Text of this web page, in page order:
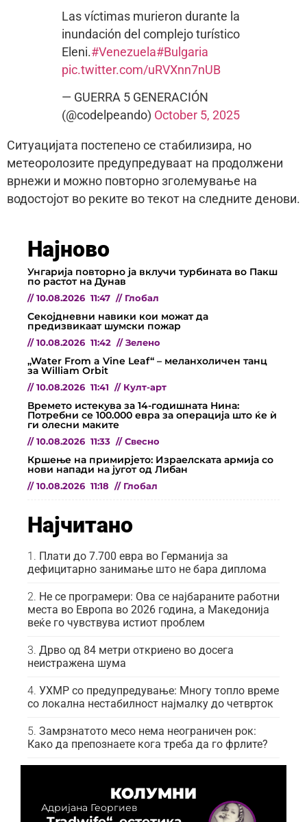
Las víctimas murieron durante la
inundación del complejo turístico
Eleni.#Venezuela#Bulgaria
pic.twitter.com/uRVXnn7nUB
— GUERRA 5 GENERACIÓN
(@codelpeando) October 5, 2025
Ситуацијата постепено се стабилизира, но
метеоролозите предупредуваат на продолжени
врнежи и можно повторно зголемување на
водостојот во реките во текот на следните денови.
Најново
Унгарија повторно ја вклучи турбината во Пакш
по растот на Дунав
// 10.08.2026 11:47 // Глобал
Секојдневни навики кои можат да
предизвикаат шумски пожар
// 10.08.2026 11:42 // Зелено
„Water From a Vine Leaf“ – меланхоличен танц
за William Orbit
// 10.08.2026 11:41 // Култ-арт
Времето истекува за 14-годишната Нина:
Потребни се 100.000 евра за операција што ќе ѝ
ги олесни маките
// 10.08.2026 11:33 // Свесно
Кршење на примирјето: Израелската армија со
нови напади на југот од Либан
// 10.08.2026 11:18 // Глобал
Најчитано
Плати до 7.700 евра во Германија за
дефицитарно занимање што не бара диплома
Не се програмери: Ова се најбараните работни
места во Европа во 2026 година, а Македонија
веќе го чувствува истиот проблем
Дрво од 84 метри откриено во досега
неистражена шума
УХМР со предупредување: Многу топло време
со локална нестабилност најмалку до четврток
Замрзнатото месо нема неограничен рок:
Како да препознаете кога треба да го фрлите?
КОЛУМНИ
Адријана Георгиев